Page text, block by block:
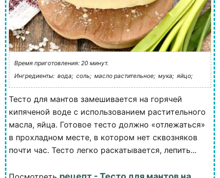
Время приготовления: 20 минут.
Ингредиенты: вода; соль; масло растительное; мука; яйцо;
Тесто для мантов замешивается на горячей
кипяченой воде с использованием растительного
масла, яйца. Готовое тесто должно «отлежаться»
в прохладном месте, в котором нет сквозняков
почти час. Тесто легко раскатывается, лепить...